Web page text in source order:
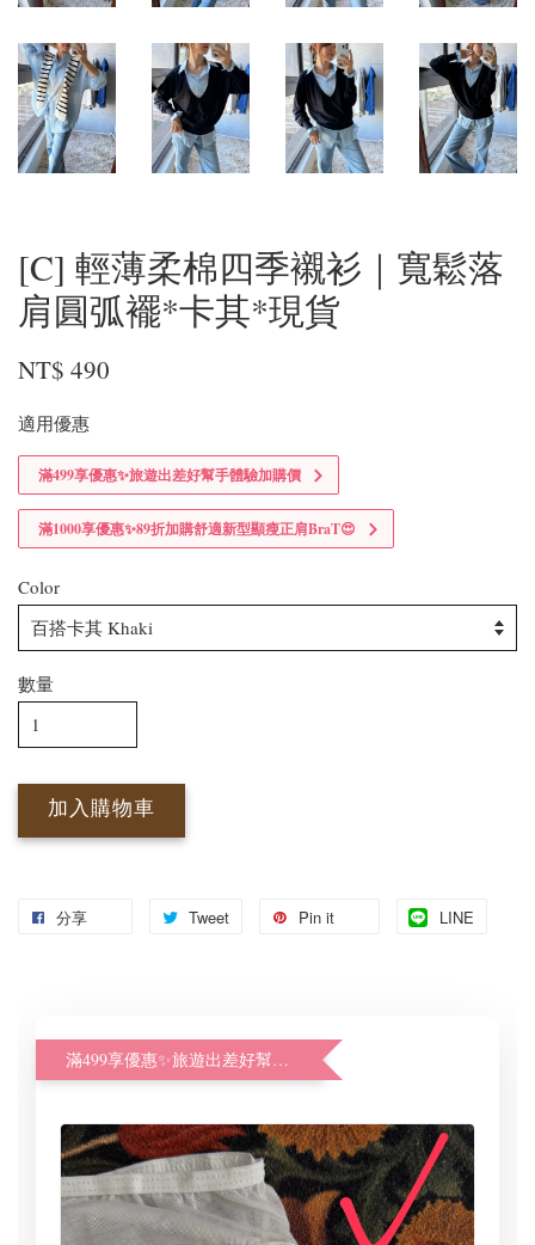
[C] 輕薄柔棉四季襯衫｜寬鬆落
肩圓弧襬*卡其*現貨
NT$ 490
適用優惠
滿499享優惠✨旅遊出差好幫手體驗加購價
滿1000享優惠✨89折加購舒適新型顯瘦正肩BraT😍
Color
數量
加入購物車
分享 Tweet Pin it LINE
滿499享優惠✨旅遊出差好幫手體驗加購價